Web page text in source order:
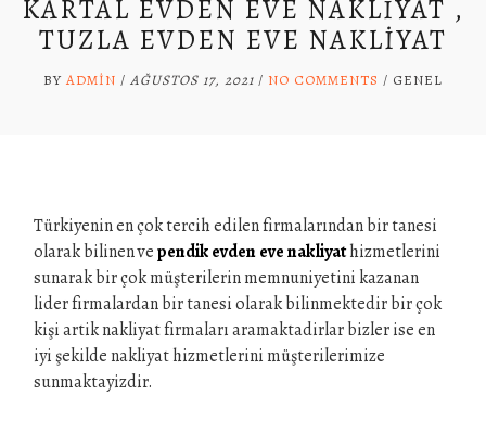
KARTAL EVDEN EVE NAKLIYAT ,
TUZLA EVDEN EVE NAKLIYAT
BY ADMIN / AĞUSTOS 17, 2021 / NO COMMENTS / GENEL
Türkiyenin en çok tercih edilen firmalarından bir tanesi
olarak bilinen vependik evden eve nakliyathizmetlerini
sunarak bir çok müşterilerin memnuniyetini kazanan
lider firmalardan bir tanesi olarak bilinmektedir bir çok
kişi artik nakliyat firmaları aramaktadirlar bizler ise en
iyi şekilde nakliyat hizmetlerini müşterilerimize
sunmaktayizdir.